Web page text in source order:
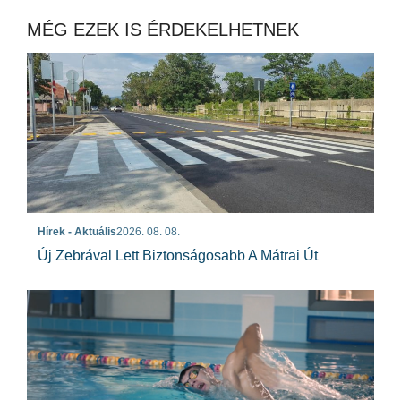
MÉG EZEK IS ÉRDEKELHETNEK
Hírek - Aktuális2026. 08. 08.
Új Zebrával Lett Biztonságosabb A Mátrai Út